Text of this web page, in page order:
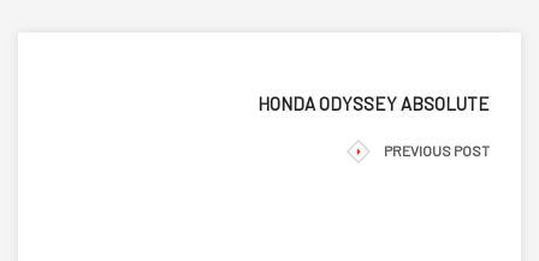
HONDA ODYSSEY ABSOLUTE
PREVIOUS POST